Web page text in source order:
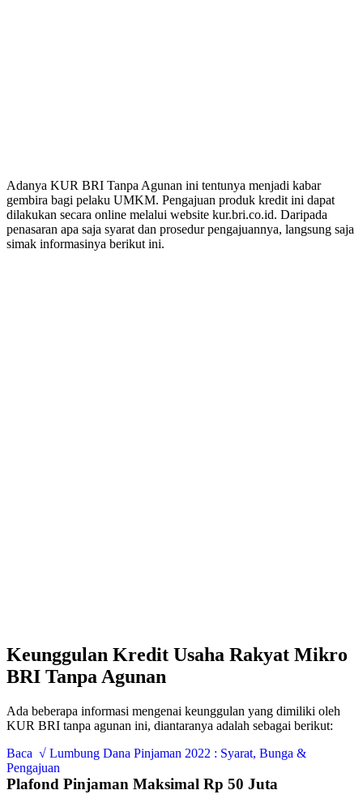
Adanya KUR BRI Tanpa Agunan ini tentunya menjadi kabar
gembira bagi pelaku UMKM. Pengajuan produk kredit ini dapat
dilakukan secara online melalui website kur.bri.co.id. Daripada
penasaran apa saja syarat dan prosedur pengajuannya, langsung saja
simak informasinya berikut ini.
Keunggulan Kredit Usaha Rakyat Mikro
BRI Tanpa Agunan
Ada beberapa informasi mengenai keunggulan yang dimiliki oleh
KUR BRI tanpa agunan ini, diantaranya adalah sebagai berikut:
Baca √ Lumbung Dana Pinjaman 2022 : Syarat, Bunga &
Pengajuan
Plafond Pinjaman Maksimal Rp 50 Juta